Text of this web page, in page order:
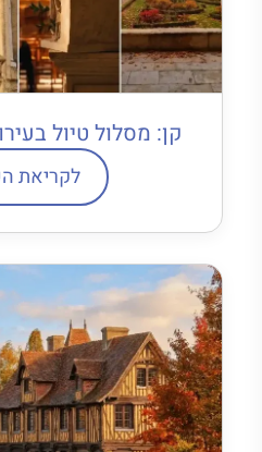
קן: מסלול טיול
לקריאת